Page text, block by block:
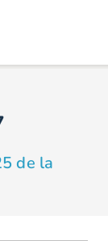
de la